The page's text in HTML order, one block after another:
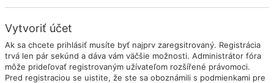
Vytvoriť účet
Ak sa chcete prihlásiť musíte byť najprv zaregsitrovaný. Registrácia
trvá len pár sekúnd a dáva vám väčšie možnosti. Administrátor fóra
môže prideľovať registrovaným užívateľom rozšířené právomoci.
Pred registraciou se uistite, že ste sa oboznámili s podmienkami pre